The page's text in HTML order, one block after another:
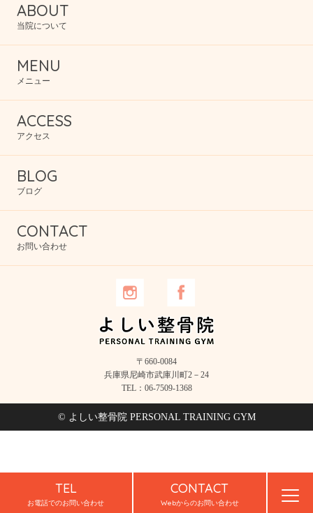
TEL
お電話でのお問い合わせ
CONTACT
Webからのお問い合わせ
ABOUT
当院について
MENU
メニュー
ACCESS
アクセス
BLOG
ブログ
CONTACT
お問い合わせ
〒660-0084
兵庫県尼崎市武庫川町2－24
TEL：06-7509-1368
© よしい整骨院 PERSONAL TRAINING GYM